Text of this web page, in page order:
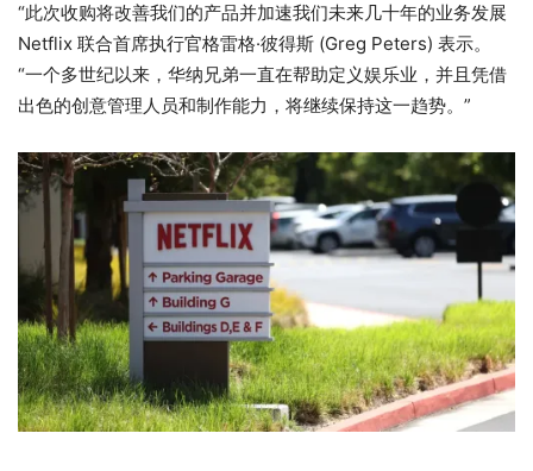
“此次收购将改善我们的产品并加速我们未来几十年的业务发展
Netflix 联合首席执行官格雷格·彼得斯 (Greg Peters) 表示。
“一个多世纪以来，华纳兄弟一直在帮助定义娱乐业，并且凭借
出色的创意管理人员和制作能力，将继续保持这一趋势。”